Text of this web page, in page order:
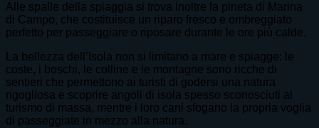
Alle spalle della spiaggia si trova inoltre la pineta di Marina
di Campo, che costituisce un riparo fresco e ombreggiato
perfetto per passeggiare o riposare durante le ore più calde.
La bellezza dell’Isola non si limitano a mare e spiagge: le
coste, i boschi, le colline e le montagne sono ricche di
sentieri che permettono ai turisti di godersi una natura
rigogliosa e scoprire angoli di isola spesso sconosciuti al
turismo di massa, mentre i loro cani sfogano la propria voglia
di passeggiate in mezzo alla natura.